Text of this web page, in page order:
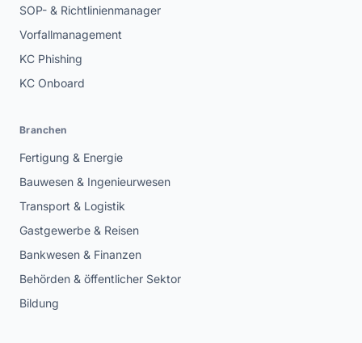
SOP- & Richtlinienmanager
Vorfallmanagement
KC Phishing
KC Onboard
Branchen
Fertigung & Energie
Bauwesen & Ingenieurwesen
Transport & Logistik
Gastgewerbe & Reisen
Bankwesen & Finanzen
Behörden & öffentlicher Sektor
Bildung